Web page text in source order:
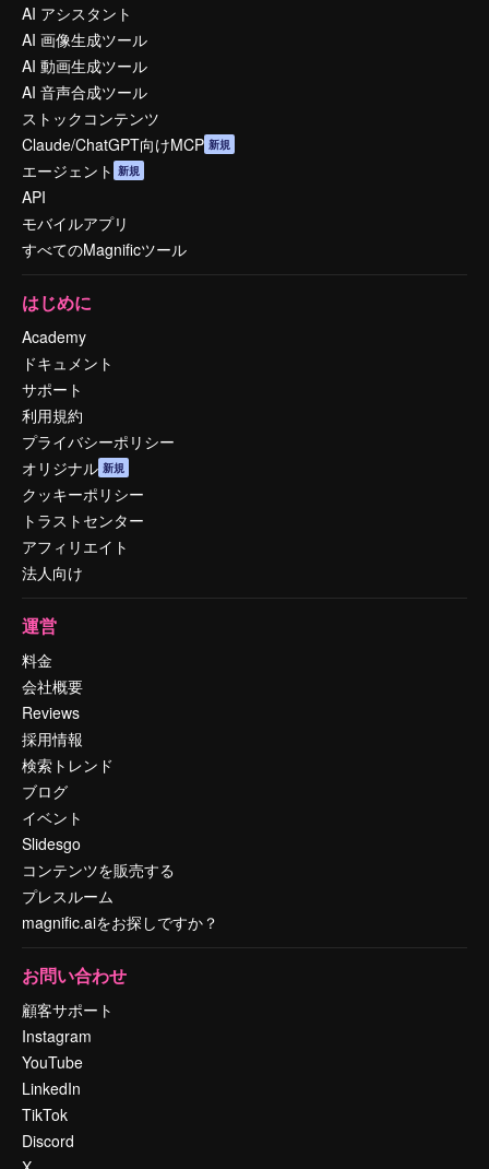
AI アシスタント
AI 画像生成ツール
AI 動画生成ツール
AI 音声合成ツール
ストックコンテンツ
Claude/ChatGPT向けMCP 新規
エージェント 新規
API
モバイルアプリ
すべてのMagnificツール
はじめに
Academy
ドキュメント
サポート
利用規約
プライバシーポリシー
オリジナル 新規
クッキーポリシー
トラストセンター
アフィリエイト
法人向け
運営
料金
会社概要
Reviews
採用情報
検索トレンド
ブログ
イベント
Slidesgo
コンテンツを販売する
プレスルーム
magnific.aiをお探しですか？
お問い合わせ
顧客サポート
Instagram
YouTube
LinkedIn
TikTok
Discord